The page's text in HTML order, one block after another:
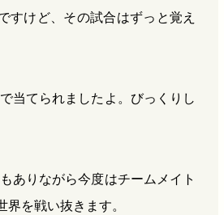
すけど、その試合はずっと覚え
当てられましたよ。びっくりし
ありながら今度はチームメイト
を戦い抜きます。